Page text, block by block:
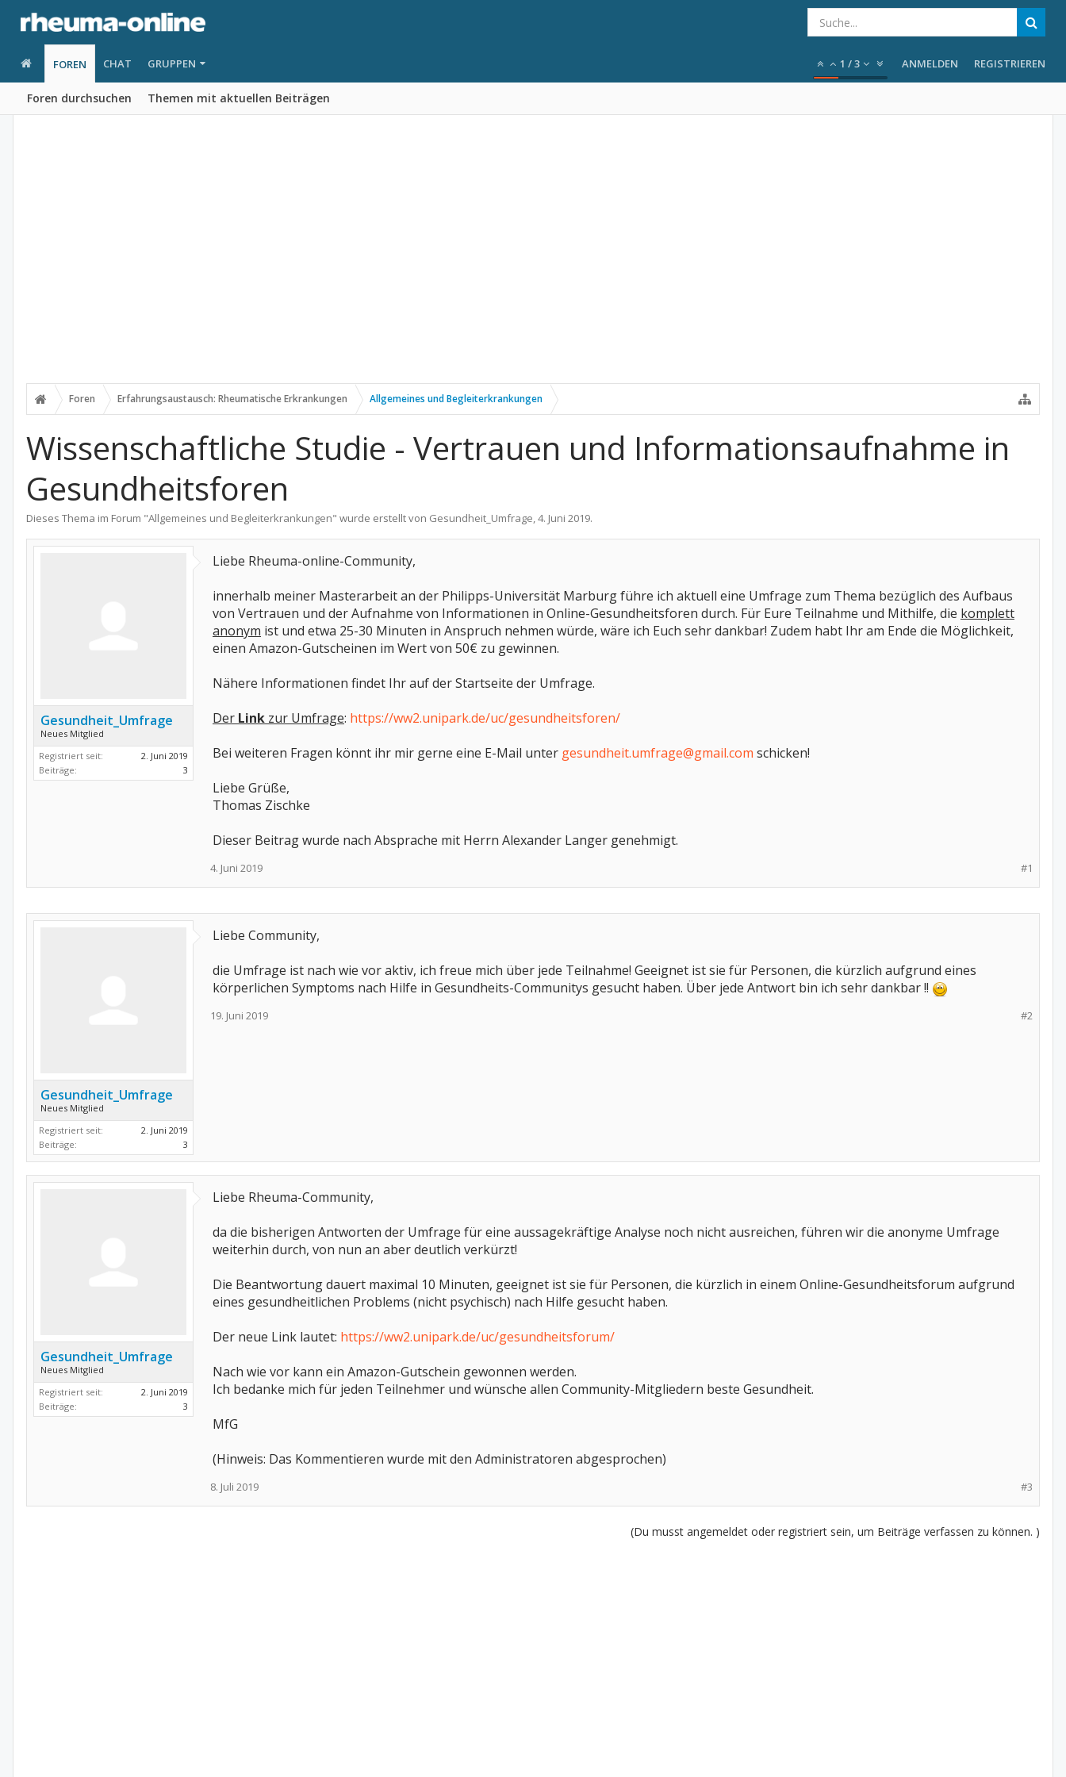
FOREN
Foren durchsuchen Themen mit aktuellen Beiträgen
CHAT GRUPPEN 1 /3 ANMELDEN REGISTRIEREN
Foren Erfahrungsaustausch: Rheumatische Erkrankungen Allgemeines und Begleiterkrankungen
Wissenschaftliche Studie - Vertrauen und Informationsaufnahme in
Gesundheitsforen
Dieses Thema im Forum "Allgemeines und Begleiterkrankungen" wurde erstellt von Gesundheit_Umfrage,4. Juni 2019.
Gesundheit_Umfrage
Neues Mitglied
Registriert seit:
2. Juni 2019
Beiträge:
3
Liebe Rheuma-online-Community,
innerhalb meiner Masterarbeit an der Philipps-Universität Marburg führe ich aktuell eine Umfrage zum Thema bezüglich des Aufbaus
von Vertrauen und der Aufnahme von Informationen in Online-Gesundheitsforen durch. Für Eure Teilnahme und Mithilfe, die komplett
anonym ist und etwa 25-30 Minuten in Anspruch nehmen würde, wäre ich Euch sehr dankbar! Zudem habt Ihr am Ende die Möglichkeit,
einen Amazon-Gutscheinen im Wert von 50€ zu gewinnen.
Nähere Informationen findet Ihr auf der Startseite der Umfrage.
Der Link zur Umfrage: https://ww2.unipark.de/uc/gesundheitsforen/
Bei weiteren Fragen könnt ihr mir gerne eine E-Mail unter gesundheit.umfrage@gmail.com schicken!
Liebe Grüße,
Thomas Zischke
Dieser Beitrag wurde nach Absprache mit Herrn Alexander Langer genehmigt.
#1
4. Juni 2019
Gesundheit_Umfrage
Neues Mitglied
Registriert seit:
2. Juni 2019
Beiträge:
3
Liebe Community,
die Umfrage ist nach wie vor aktiv, ich freue mich über jede Teilnahme! Geeignet ist sie für Personen, die kürzlich aufgrund eines
körperlichen Symptoms nach Hilfe in Gesundheits-Communitys gesucht haben. Über jede Antwort bin ich sehr dankbar !!
#2
19. Juni 2019
Gesundheit_Umfrage
Neues Mitglied
Registriert seit:
2. Juni 2019
Beiträge:
3
Liebe Rheuma-Community,
da die bisherigen Antworten der Umfrage für eine aussagekräftige Analyse noch nicht ausreichen, führen wir die anonyme Umfrage
weiterhin durch, von nun an aber deutlich verkürzt!
Die Beantwortung dauert maximal 10 Minuten, geeignet ist sie für Personen, die kürzlich in einem Online-Gesundheitsforum aufgrund
eines gesundheitlichen Problems (nicht psychisch) nach Hilfe gesucht haben.
Der neue Link lautet: https://ww2.unipark.de/uc/gesundheitsforum/
Nach wie vor kann ein Amazon-Gutschein gewonnen werden.
Ich bedanke mich für jeden Teilnehmer und wünsche allen Community-Mitgliedern beste Gesundheit.
MfG
(Hinweis: Das Kommentieren wurde mit den Administratoren abgesprochen)
#3
8. Juli 2019
(Du musst angemeldet oder registriert sein, um Beiträge verfassen zu können. )